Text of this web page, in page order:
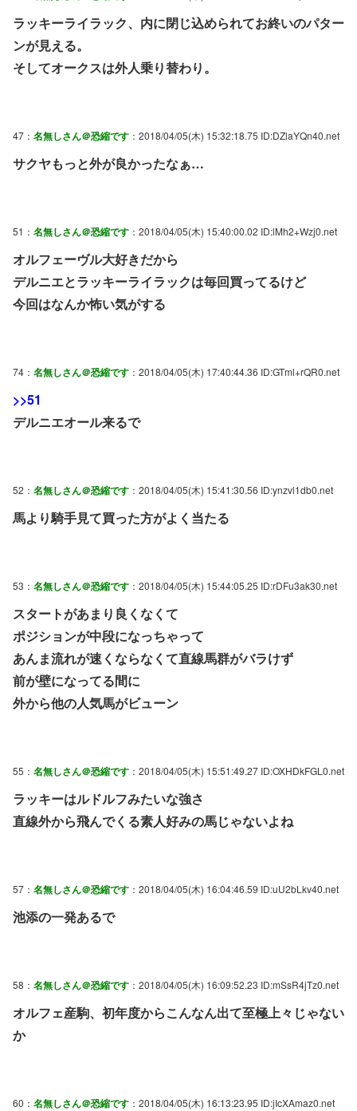
ラッキーライラック、内に閉じ込められてお終いのパター
ンが見える。
そしてオークスは外人乗り替わり。
47： 名無しさん＠恐縮です ：2018/04/05(木) 15:32:18.75 ID:DZlaYQn40.net
サクヤもっと外が良かったなぁ…
51： 名無しさん＠恐縮です ：2018/04/05(木) 15:40:00.02 ID:lMh2+Wzj0.net
オルフェーヴル大好きだから
デルニエとラッキーライラックは毎回買ってるけど
今回はなんか怖い気がする
74： 名無しさん＠恐縮です ：2018/04/05(木) 17:40:44.36 ID:GTml+rQR0.net
>>51
デルニエオール来るで
52： 名無しさん＠恐縮です ：2018/04/05(木) 15:41:30.56 ID:ynzvl1db0.net
馬より騎手見て買った方がよく当たる
53： 名無しさん＠恐縮です ：2018/04/05(木) 15:44:05.25 ID:rDFu3ak30.net
スタートがあまり良くなくて
ポジションが中段になっちゃって
あんま流れが速くならなくて直線馬群がバラけず
前が壁になってる間に
外から他の人気馬がビューン
55： 名無しさん＠恐縮です ：2018/04/05(木) 15:51:49.27 ID:OXHDkFGL0.net
ラッキーはルドルフみたいな強さ
直線外から飛んでくる素人好みの馬じゃないよね
57： 名無しさん＠恐縮です ：2018/04/05(木) 16:04:46.59 ID:uU2bLkv40.net
池添の一発あるで
58： 名無しさん＠恐縮です ：2018/04/05(木) 16:09:52.23 ID:mSsR4jTz0.net
オルフェ産駒、初年度からこんなん出て至極上々じゃない
か
60： 名無しさん＠恐縮です ：2018/04/05(木) 16:13:23.95 ID:jIcXAmaz0.net